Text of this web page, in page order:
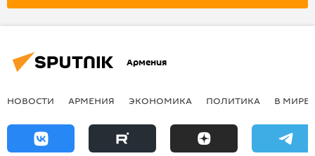
вакцинация
здравоохранение
вице-премьер
Армения
НОВОСТИ АРМЕНИЯ ЭКОНОМИКА ПОЛИТИКА В МИРЕ